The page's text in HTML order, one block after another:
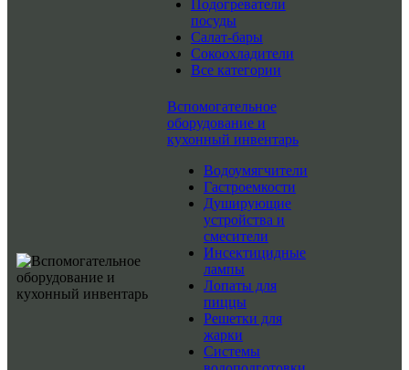
Подогреватели
посуды
Салат-бары
Сокоохладители
Все категории
Вспомогательное
оборудование и
кухонный инвентарь
Водоумягчители
Гастроемкости
Душирующие
устройства и
смесители
Инсектицидные
лампы
Лопаты для
пиццы
Решетки для
жарки
Системы